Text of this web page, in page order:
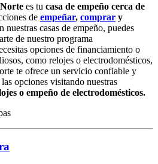
es tu casa de empeño cerca de
de empeñar, comprar y
nuestras casas de empeño, puedes
de nuestro programa
opciones de financiamiento o
como relojes o electrodomésticos,
te ofrece un servicio confiable y
opciones visitando nuestras
o empeño de electrodomésticos.